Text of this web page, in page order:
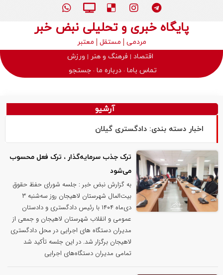
پایگاه خبری و تحلیلی نبض خبر
مردمی مستقل
معتبر
اقتصاد
فرهنگ و هنر
ورزش
تماس باما درباره ما جستجو
آرشیو
اخبار دسته بندی: دادگستری گیلان
ترک جذب سرمایه‌گذار ، ترک فعل محسوب
می‌شود
به گزارش نبض خبر : جلسه شورای حفظ حقوق
بیت‌المال شهرستان لاهیجان روز سه‌شنبه ۳
دی‌ماه ۱۴۰۴ با رئیس دادگستری و دادستان
عمومی و انقلاب شهرستان لاهیجان و جمعی از
مدیران دستگاه های اجرایی در محل دادگستری
لاهیجان برگزار شد. در این جلسه تأکید شد
تمامی مدیران دستگاه‌های اجرایی